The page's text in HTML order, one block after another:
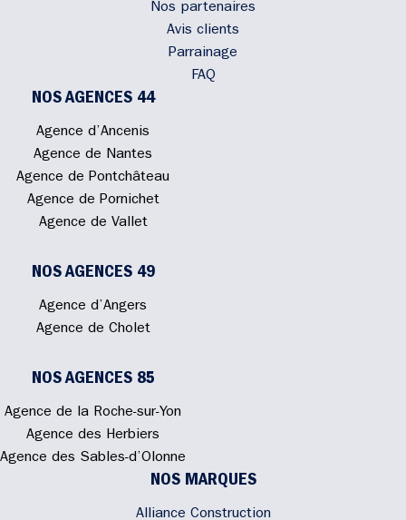
Nos partenaires
Avis clients
Parrainage
FAQ
NOS AGENCES 44
Agence d’Ancenis
Agence de Nantes
Agence de Pontchâteau
Agence de Pornichet
Agence de Vallet
NOS AGENCES 49
Agence d’Angers
Agence de Cholet
NOS AGENCES 85
Agence de la Roche-sur-Yon
Agence des Herbiers
Agence des Sables-d’Olonne
NOS MARQUES
Alliance Construction